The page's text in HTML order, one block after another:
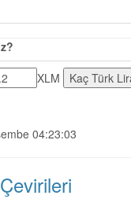
XLM
04:23:03